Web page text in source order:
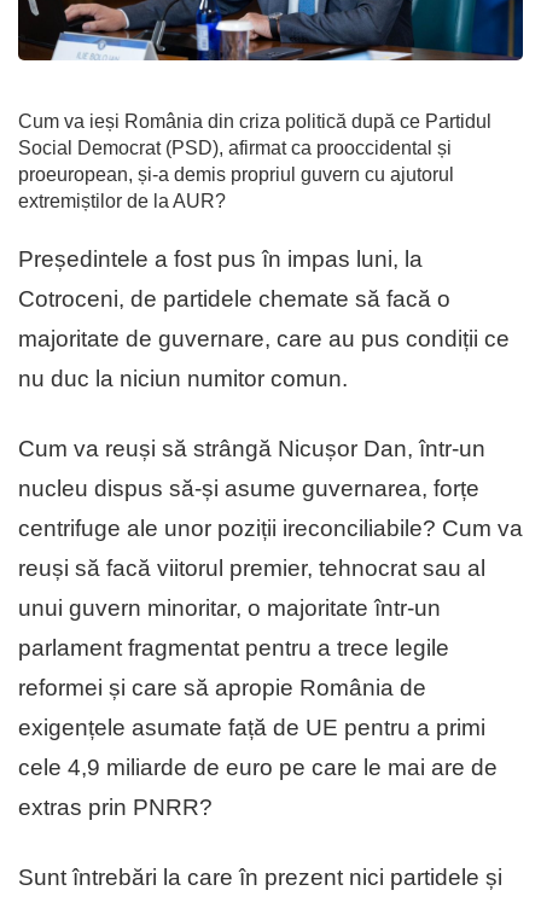
Cum va ieși România din criza politică după ce Partidul
Social Democrat (PSD), afirmat ca prooccidental și
proeuropean, și-a demis propriul guvern cu ajutorul
extremiștilor de la AUR?
Președintele a fost pus în impas luni, la
Cotroceni, de partidele chemate să facă o
majoritate de guvernare, care au pus condiții ce
nu duc la niciun numitor comun.
Cum va reuși să strângă Nicușor Dan, într-un
nucleu dispus să-și asume guvernarea, forțe
centrifuge ale unor poziții ireconciliabile? Cum va
reuși să facă viitorul premier, tehnocrat sau al
unui guvern minoritar, o majoritate într-un
parlament fragmentat pentru a trece legile
reformei și care să apropie România de
exigențele asumate față de UE pentru a primi
cele 4,9 miliarde de euro pe care le mai are de
extras prin PNRR?
Sunt întrebări la care în prezent nici partidele și